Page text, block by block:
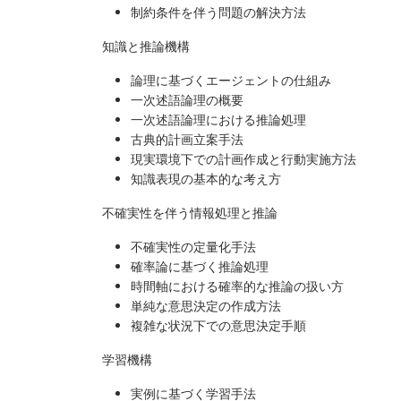
制約条件を伴う問題の解決方法
知識と推論機構
論理に基づくエージェントの仕組み
一次述語論理の概要
一次述語論理における推論処理
古典的計画立案手法
現実環境下での計画作成と行動実施方法
知識表現の基本的な考え方
不確実性を伴う情報処理と推論
不確実性の定量化手法
確率論に基づく推論処理
時間軸における確率的な推論の扱い方
単純な意思決定の作成方法
複雑な状況下での意思決定手順
学習機構
実例に基づく学習手法